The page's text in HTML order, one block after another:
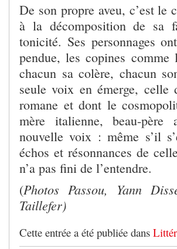
De son propre aveu, c’est le
à la décomposition de sa
tonicité. Ses personnages
pendue, les copines
chacun sa colère, chacun
seule voix en émerge, celle
romane et dont le
mère italienne, beau-
nouvelle voix : même s’il
échos et résonnances de
n’a pas fini de l’entendre.
(Photos Passou, Yann
Taillefer)
Cette entrée a été publiée dans